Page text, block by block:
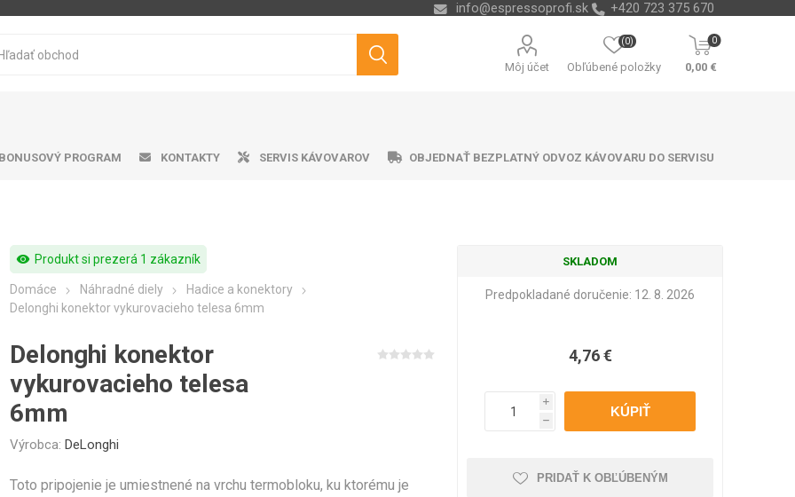
info@espressoprofi.sk +420 723 375 670
Môj účet Obľúbené položky
(0) 0
0,00 €
pražená káva Značková káva
kávovary Pákové kávovary
ku kávovarom Peniče mlieka
a Sklenice
na vodu Výrobník mliečnej peny
usadeniny
Mazivo
professional Čistiace prostriedky
Cukry Darčekové predmety
Philips Saeco Dr.Coffee Melitta Cleamen
Gastro
Professional
Lamart
BONUSOVÝ PROGRAM KONTAKTY SERVIS KÁVOVAROV OBJEDNAŤ BEZPLATNÝ ODVOZ KÁVOVARU DO SERVISU
visibility Produkt si prezerá 1 zákazník
Domáce Náhradné diely
Hadice a konektory
Delonghi konektor vykurovacieho telesa 6mm
Delonghi konektor
vykurovacieho telesa
6mm
Výrobca: DeLonghi
Toto pripojenie je umiestnené na vrchu termobloku, ku ktorému je
SKLADOM
Predpokladané doručenie: 12. 8. 2026
4,76 €
i
h
PRIDAŤ K OBĽÚBENÝM